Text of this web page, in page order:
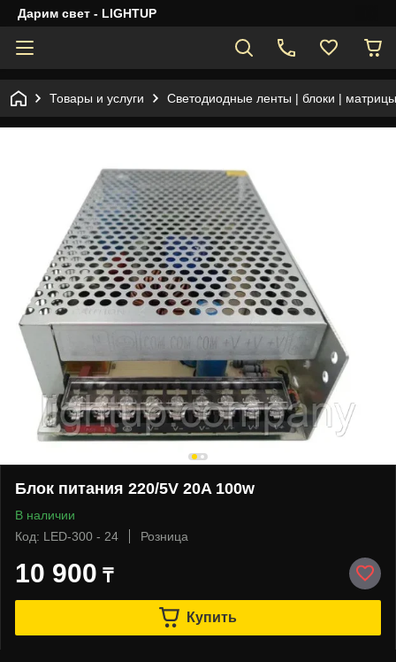
Дарим свет - LIGHTUP
Товары и услуги Светодиодные ленты | блоки |
Блок питания 220/5V 20A 100w
В наличии
Код: LED-300 - 24
Розница
10 900 ₸
Купить